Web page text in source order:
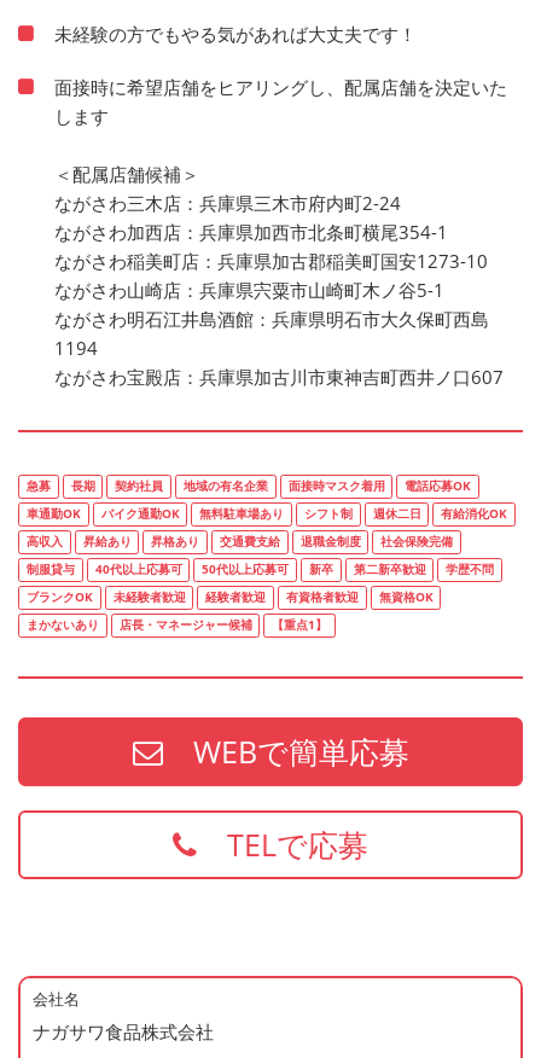
未経験の方でもやる気があれば大丈夫です！
面接時に希望店舗をヒアリングし、配属店舗を決定いた
します
＜配属店舗候補＞
ながさわ三木店：兵庫県三木市府内町2-24
ながさわ加西店：兵庫県加西市北条町横尾354-1
ながさわ稲美町店：兵庫県加古郡稲美町国安1273-10
ながさわ山崎店：兵庫県宍粟市山崎町木ノ谷5-1
ながさわ明石江井島酒館：兵庫県明石市大久保町西島
1194
ながさわ宝殿店：兵庫県加古川市東神吉町西井ノ口607
急募 長期 契約社員 地域の有名企業 面接時マスク着用
電話応募OK
車通勤OK
バイク通勤OK 無料駐車場あり シフト制 週休二日
有給消化OK
高収入
昇給あり 昇格あり 交通費支給 退職金制度
社会保険完備
制服貸与
40代以上応募可 50代以上応募可 新卒 第二新卒歓迎
学歴不問
ブランクOK
未経験者歓迎 経験者歓迎 有資格者歓迎
無資格OK
まかないあり
店長・マネージャー候補 【重点1】
WEBで簡単応募
TELで応募
会社名
ナガサワ食品株式会社